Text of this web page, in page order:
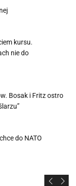
kursu.
nie do
Bosak i Fritz ostro
do NATO